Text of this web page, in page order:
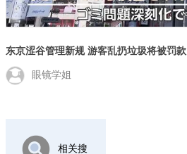
东京涩谷管理新规 游客乱扔垃圾将被罚款
眼镜学姐
相关搜